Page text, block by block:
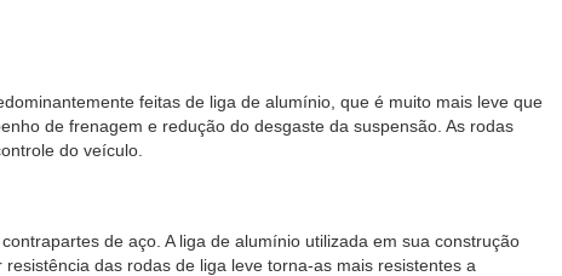
feitas de liga de alumínio, que é muito mais leve que
de frenagem e redução do desgaste da suspensão. As rodas
do veículo.
de aço. A liga de alumínio utilizada em sua construção
das rodas de liga leve torna-as mais resistentes a